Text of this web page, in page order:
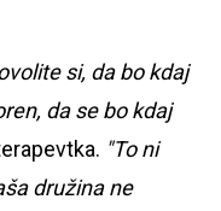
si, da bo kdaj
da se bo kdaj
"To ni
družina ne